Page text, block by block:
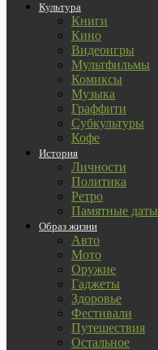
Культура
Книги
Кино
Видеоигры
Мультфильмы
Комиксы
Музыка
Граффити
Субкультуры
Кофе
История
Личности
Политика
Ретро
Памятные даты
Образ жизни
Авто
Мото
Оружие
Гаджеты
Здоровье
Фестивали
Путешествия
Остальное